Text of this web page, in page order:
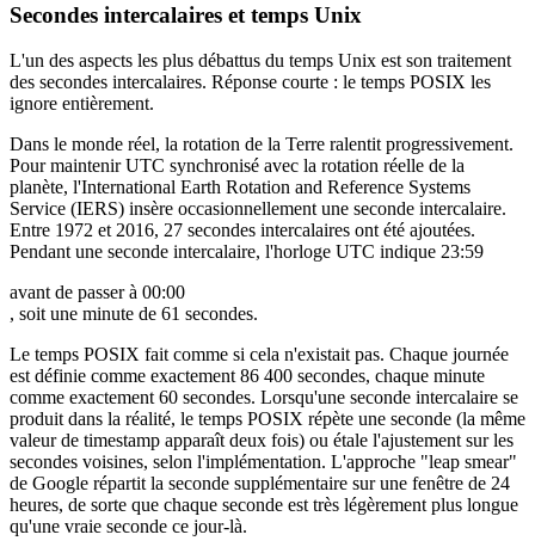
Secondes intercalaires et temps Unix
L'un des aspects les plus débattus du temps Unix est son traitement
des secondes intercalaires. Réponse courte : le temps POSIX les
ignore entièrement.
Dans le monde réel, la rotation de la Terre ralentit progressivement.
Pour maintenir UTC synchronisé avec la rotation réelle de la
planète, l'International Earth Rotation and Reference Systems
Service (IERS) insère occasionnellement une seconde intercalaire.
Entre 1972 et 2016, 27 secondes intercalaires ont été ajoutées.
Pendant une seconde intercalaire, l'horloge UTC indique 23:59
avant de passer à 00:00
, soit une minute de 61 secondes.
Le temps POSIX fait comme si cela n'existait pas. Chaque journée
est définie comme exactement 86 400 secondes, chaque minute
comme exactement 60 secondes. Lorsqu'une seconde intercalaire se
produit dans la réalité, le temps POSIX répète une seconde (la même
valeur de timestamp apparaît deux fois) ou étale l'ajustement sur les
secondes voisines, selon l'implémentation. L'approche "leap smear"
de Google répartit la seconde supplémentaire sur une fenêtre de 24
heures, de sorte que chaque seconde est très légèrement plus longue
qu'une vraie seconde ce jour-là.